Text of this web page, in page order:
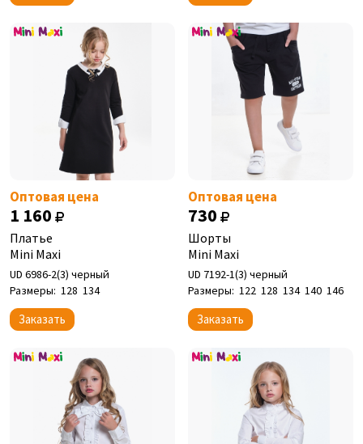
Оптовая цена
1 160
Платье
Mini Maxi
UD 6986-2(3) черный
Размеры: 128 134
Заказать
Оптовая цена
730
Шорты
Mini Maxi
UD 7192-1(3) черный
Размеры: 122 128 134 140 146
Заказать